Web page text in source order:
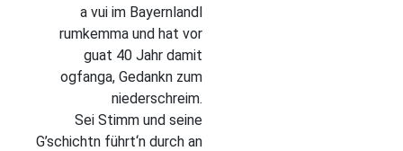
a vui im Bayernlandl
rumkemma und hat vor
guat 40 Jahr damit
ogfanga, Gedankn zum
niederschreim.
Sei Stimm und seine
G’schichtn führt‘n durch an